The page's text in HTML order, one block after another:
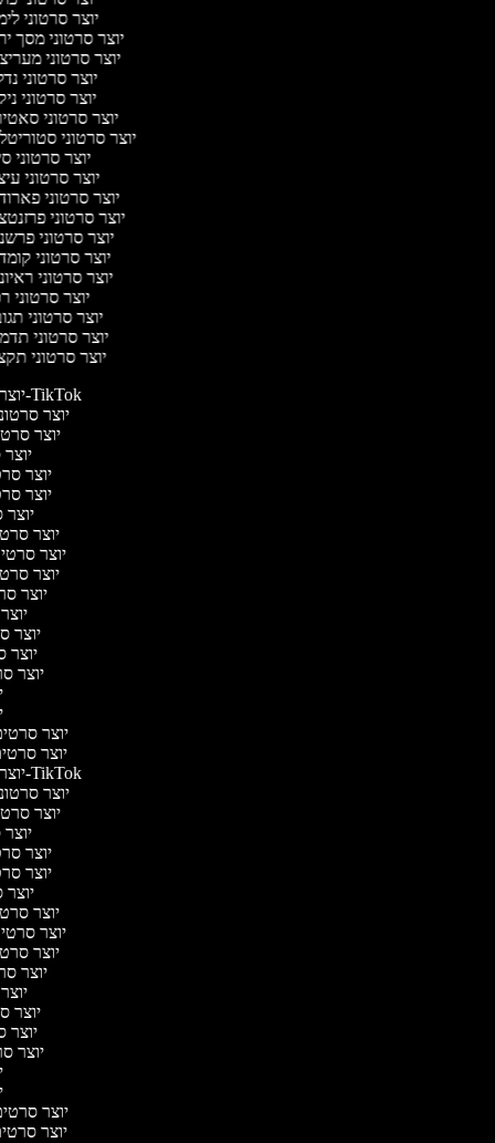
יוצר סרטוני
יוצר סרטוני מסך
יוצר סרטוני
יוצר סרטוני
יוצר סרטוני
יוצר סרטוני
יוצר סרטוני
יוצר סרטוני
יוצר סרטוני
יוצר סרטוני
יוצר סרטוני
יוצר סרטוני
יוצר סרטוני
יוצר סרטוני
יוצר סרטוני
יוצר סרטוני
יוצר סרטוני
יוצר סרטוני
יוצר סרטונים ל-TikTok
יוצר
יוצר
יוצר
יוצר
יוצר
יוצר
יוצר סרטי
יוצר
יוצר
יוצר
יוצר
יוצר
יוצר
יוצר
יוצר סרטונים ל-TikTok
יוצר
יוצר
יוצר
יוצר
יוצר
יוצר
יוצר סרטי
יוצר
יוצר
יוצר
יוצר
יוצר
יוצר
יוצר